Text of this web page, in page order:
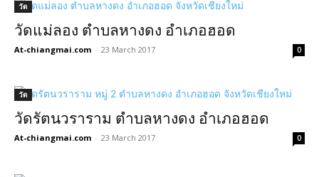
วัด
วัดแม่ลอง ตำบลหางดง อำเภอฮอด
At-chiangmai.com - 23 March 2017 0
วัด
วัดรัตนวราราม ตำบลหางดง อำเภอฮอด
At-chiangmai.com - 23 March 2017 0